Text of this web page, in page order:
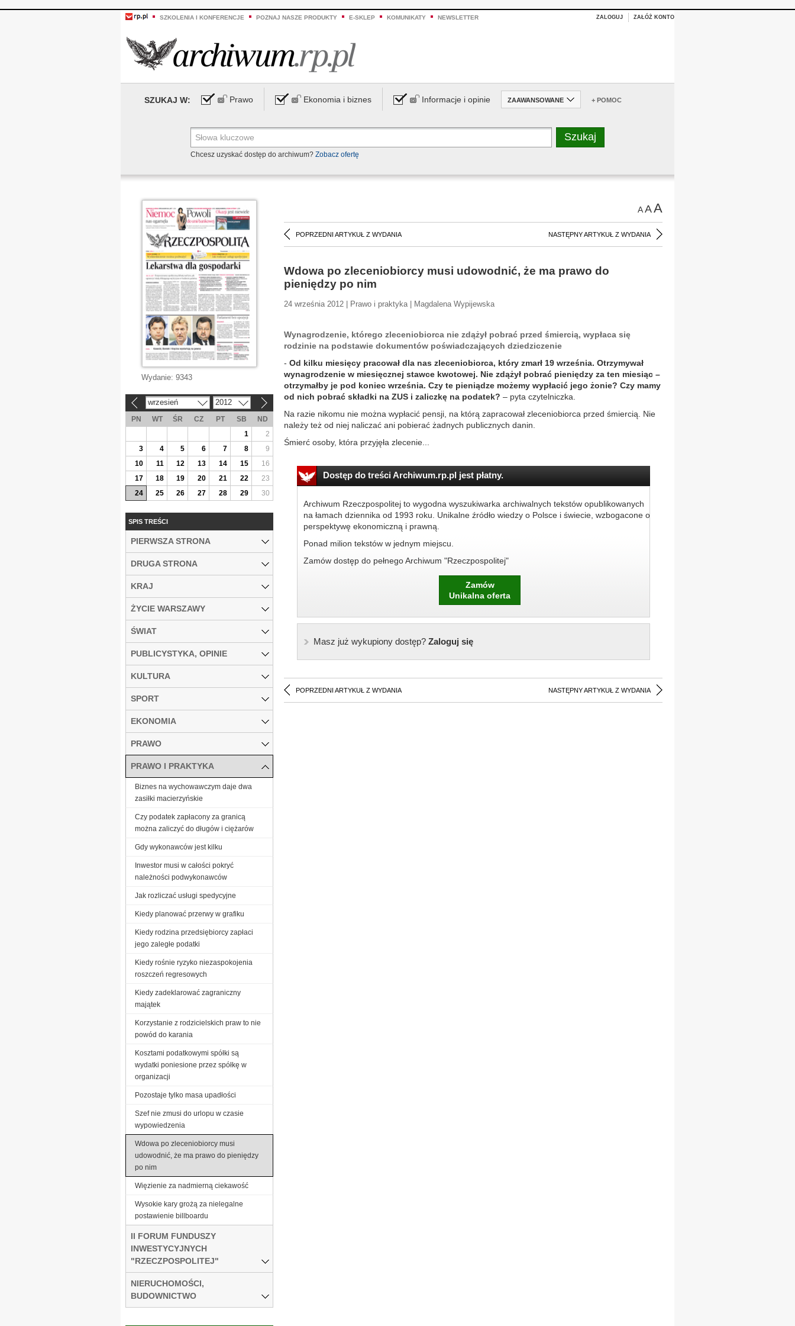
SZKOLENIA I KONFERENCJE POZNAJ NASZE PRODUKTY E-SKLEP KOMUNIKATY NEWSLETTER ZALOGUJ ZAŁÓŻ KONTO
SZUKAJ W: Prawo Ekonomia i biznes Informacje i opinie ZAAWANSOWANE + POMOC
Chcesz uzyskać dostęp do archiwum? Zobacz ofertę
AAA
POPRZEDNI ARTYKUŁ Z WYDANIA NASTĘPNY ARTYKUŁ Z WYDANIA
Wdowa po zleceniobiorcy musi udowodnić, że ma prawo do
pieniędzy po nim
24 września 2012 | Prawo i praktyka | Magdalena Wypijewska
Wynagrodzenie, którego zleceniobiorca nie zdążył pobrać przed śmiercią, wypłaca się
rodzinie na podstawie dokumentów poświadczających dziedziczenie
- Od kilku miesięcy pracował dla nas zleceniobiorca, który zmarł 19 września. Otrzymywał
wynagrodzenie w miesięcznej stawce kwotowej. Nie zdążył pobrać pieniędzy za ten miesiąc –
otrzymałby je pod koniec września. Czy te pieniądze możemy wypłacić jego żonie? Czy mamy
od nich pobrać składki na ZUS i zaliczkę na podatek? – pyta czytelniczka.
Na razie nikomu nie można wypłacić pensji, na którą zapracował zleceniobiorca przed śmiercią. Nie
należy też od niej naliczać ani pobierać żadnych publicznych danin.
Śmierć osoby, która przyjęła zlecenie...
Dostęp do treści Archiwum.rp.pl jest płatny.
Archiwum Rzeczpospolitej to wygodna wyszukiwarka archiwalnych tekstów opublikowanych
na łamach dziennika od 1993 roku. Unikalne źródło wiedzy o Polsce i świecie, wzbogacone o
perspektywę ekonomiczną i prawną.
Ponad milion tekstów w jednym miejscu.
Zamów dostęp do pełnego Archiwum "Rzeczpospolitej"
Zamów
Unikalna oferta
Masz już wykupiony dostęp?Zaloguj się
POPRZEDNI ARTYKUŁ Z WYDANIA NASTĘPNY ARTYKUŁ Z WYDANIA
Wydanie: 9343
wrzesień 2012
PN WT ŚR CZ PT SB
ND
1
2
3
4 5 6 7 8
9
10
11 12 13 14 15
16
17
18 19 20 21 22
23
24
25 26 27 28 29 30
SPIS TREŚCI
PIERWSZA STRONA
DRUGA STRONA
KRAJ
ŻYCIE WARSZAWY
ŚWIAT
PUBLICYSTYKA, OPINIE
KULTURA
SPORT
EKONOMIA
PRAWO
PRAWO I PRAKTYKA
Biznes na wychowawczym daje dwa
zasiłki macierzyńskie
Czy podatek zapłacony za granicą
można zaliczyć do długów i ciężarów
Gdy wykonawców jest kilku
Inwestor musi w całości pokryć
należności podwykonawców
Jak rozliczać usługi spedycyjne
Kiedy planować przerwy w grafiku
Kiedy rodzina przedsiębiorcy zapłaci
jego zaległe podatki
Kiedy rośnie ryzyko niezaspokojenia
roszczeń regresowych
Kiedy zadeklarować zagraniczny
majątek
Korzystanie z rodzicielskich praw to nie
powód do karania
Kosztami podatkowymi spółki są
wydatki poniesione przez spółkę w
organizacji
Pozostaje tylko masa upadłości
Szef nie zmusi do urlopu w czasie
wypowiedzenia
Wdowa po zleceniobiorcy musi
udowodnić, że ma prawo do pieniędzy
po nim
Więzienie za nadmierną ciekawość
Wysokie kary grożą za nielegalne
postawienie billboardu
II FORUM FUNDUSZY
INWESTYCYJNYCH
"RZECZPOSPOLITEJ"
NIERUCHOMOŚCI,
BUDOWNICTWO